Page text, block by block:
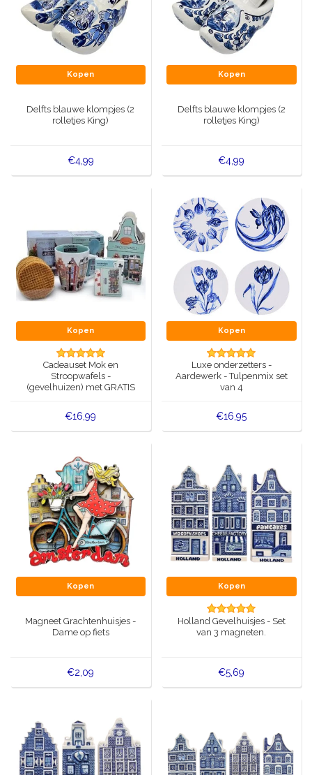
Kopen
Delfts blauwe klompjes (2
rolletjes King)
€4,99
Kopen
Delfts blauwe klompjes (2
rolletjes King)
€4,99
Kopen
Cadeauset Mok en
Stroopwafels -
(gevelhuizen) met GRATIS
€16,99
Kopen
Luxe onderzetters -
Aardewerk - Tulpenmix set
van 4
€16,95
Kopen
Magneet Grachtenhuisjes -
Dame op fiets
€2,09
Kopen
Holland Gevelhuisjes - Set
van 3 magneten.
€5,69